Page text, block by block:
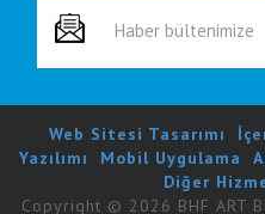
Web Sitesi Tasarımı
Yazılımı
Mobil Uygulama
Diğer
Copyright © 2026 BHF ART